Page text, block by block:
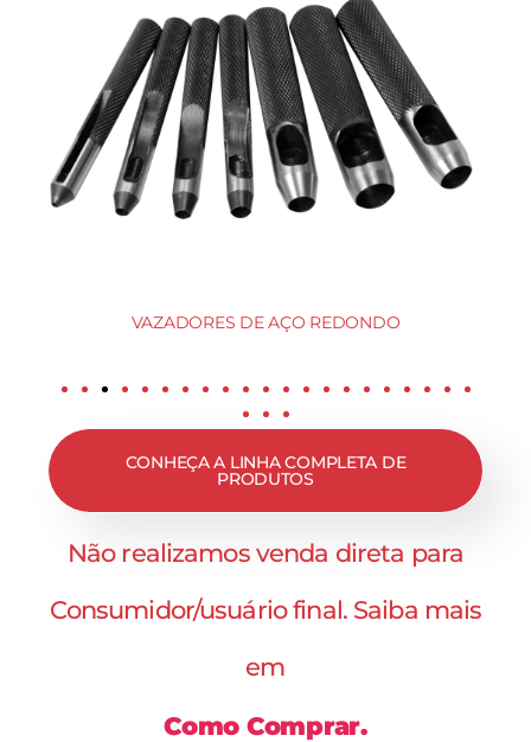
VAZADORES DE AÇO REDONDO
CONHEÇA A LINHA COMPLETA DE
PRODUTOS
Não realizamos venda direta para
Consumidor/usuário final. Saiba mais
em
Como Comprar.